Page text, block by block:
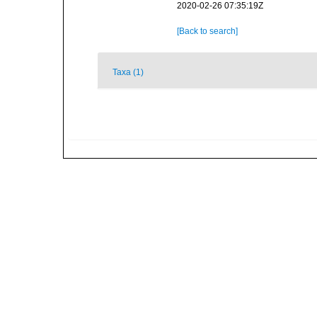
2020-02-26 07:35:19Z
[Back to search]
Taxa (1)